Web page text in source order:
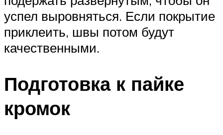
успел выровняться. Если покрытие
приклеить, швы потом будут
качественными.
Подготовка к пайке
кромок